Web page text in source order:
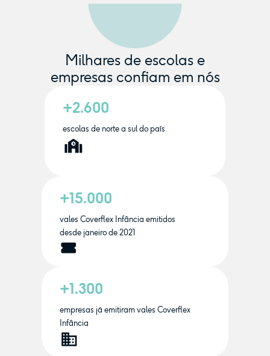
Milhares de escolas e
empresas confiam em nós
+2.600
escolas de norte a sul do país
+15.000
vales Coverflex Infância emitidos
desde janeiro de 2021
+1.300
empresas já emitiram vales Coverflex
Infância